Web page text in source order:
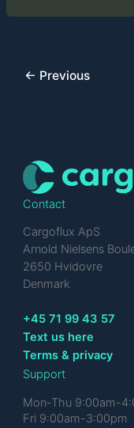
← Previous
Contact
Cargoflux ApS
Arnold Nielsens
2650 Hvidovre
Denmark
+45 71 99 43 57
Text us here
Terms & privacy
Support
Mon-Thu 9:00am-
Fri 9:00am-3:00pm